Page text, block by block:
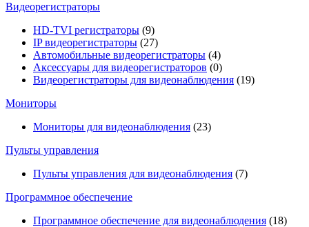
Видеорегистраторы
HD-TVI регистраторы (9)
IP видеорегистраторы (27)
Автомобильные видеорегистраторы (4)
Аксессуары для видеорегистраторов (0)
Видеорегистраторы для видеонаблюдения (19)
Мониторы
Мониторы для видеонаблюдения (23)
Пульты управления
Пульты управления для видеонаблюдения (7)
Программное обеспечение
Программное обеспечение для видеонаблюдения (18)